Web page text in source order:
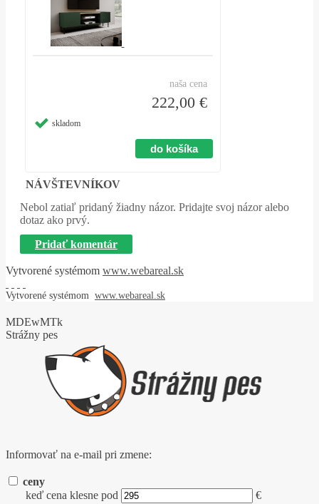
naša cena
222,00 €
skladom
NÁVŠTEVNÍKOV
Nebol zatiaľ pridaný žiadny názor. Pridajte svoj názor alebo
dotaz ako prvý.
Pridať komentár
Vytvorené systémom www.webareal.sk
Vytvorené systémom www.webareal.sk
MDEwMTk
Strážny pes
Informovať na e-mail pri zmene:
ceny
keď cena klesne pod
€